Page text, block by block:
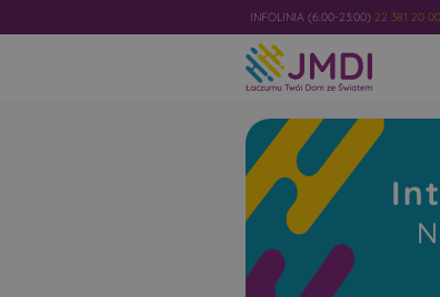
INFOLINIA (6:00-23:00) 22 381 20 00
Internet
Niezawodny i